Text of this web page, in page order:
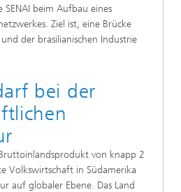
SENAI beim Aufbau eines
Ziel ist, eine Brücke
der brasilianischen Industrie
bei der
von knapp 2
Volkswirtschaft in Südamerika
auf globaler Ebene. Das Land